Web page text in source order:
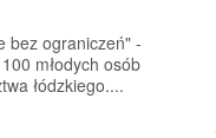
bez ograniczeń" -
młodych osób
łódzkiego....